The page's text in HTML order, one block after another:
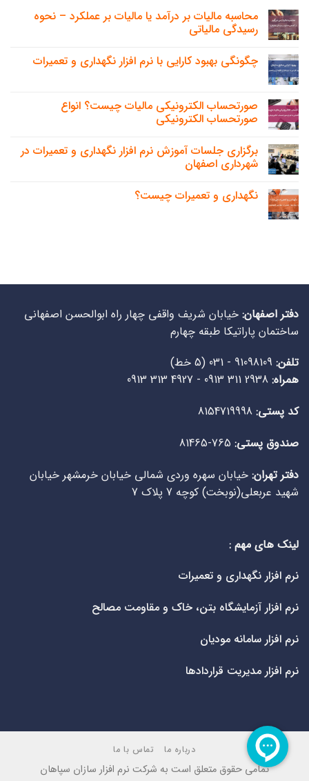
محاسبه مالیات بر درآمد یا مالیات بر عملکرد – نحوه
رسیدگی مالیاتی
چگونگی بهبود کارایی با نرم افزار نگهداری و تعمیرات
صورتحساب الکترونیکی مالیات چیست؟ انواع
صورتحساب الکترونیکی
برگزاری جلسات آموزش نرم افزار نگهداری و تعمیرات در
شهرداری اصفهان
نگهداری و تعمیرات چیست؟
دفتر اصفهان: خیابان شریف واقفی چهار راه ابوالحسن اصفهانی
ساختمان پاراتیکا طبقه چهارم
تلفن:
همراه:
کد پستی:
صندوق پستی:
دفتر تهران: خیابان سهره وردی شمالی خیابان خرمشهر خیابان
شهید عربعلی(نوبخت) کوچه 7 پلاک 7
لینک های مهم :
نرم افزار نگهداری و تعمیرات
نرم افزار آزمایشگاه بتن، خاک و مقاومت مصالح
نرم افزار سامانه مودیان
نرم افزار مدیریت قراردادها
درباره ما تماس با ما
تمامی حقوق متعلق است به شرکت نرم افزار سازان سپاهان